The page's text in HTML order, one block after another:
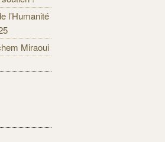
l’Humanité
Miraoui